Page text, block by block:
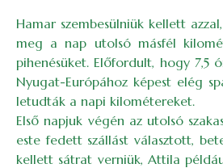
Hamar szembesülniük kellett
meg a nap utolsó másfél
pihenésüket. Előfordult, hogy
Nyugat-Európához képest elég
letudták a napi kilométereket.
Első napjuk végén az utolsó
este fedett szállást választott,
kellett sátrat verniük, Attila